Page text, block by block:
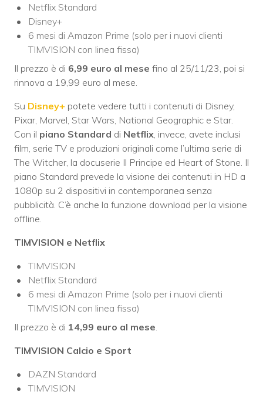
Netflix Standard
Disney+
6 mesi di Amazon Prime (solo per i nuovi clienti
TIMVISION con linea fissa)
Il prezzo è di 6,99 euro al mese fino al 25/11/23, poi si
rinnova a 19,99 euro al mese.
Su Disney+ potete vedere tutti i contenuti di Disney,
Pixar, Marvel, Star Wars, National Geographic e Star.
Con il piano Standard di Netflix, invece, avete inclusi
film, serie TV e produzioni originali come l’ultima serie di
The Witcher, la docuserie Il Principe ed Heart of Stone. Il
piano Standard prevede la visione dei contenuti in HD a
1080p su 2 dispositivi in contemporanea senza
pubblicità. C’è anche la funzione download per la visione
offline.
TIMVISION e Netflix
TIMVISION
Netflix Standard
6 mesi di Amazon Prime (solo per i nuovi clienti
TIMVISION con linea fissa)
Il prezzo è di 14,99 euro al mese.
TIMVISION Calcio e Sport
DAZN Standard
TIMVISION